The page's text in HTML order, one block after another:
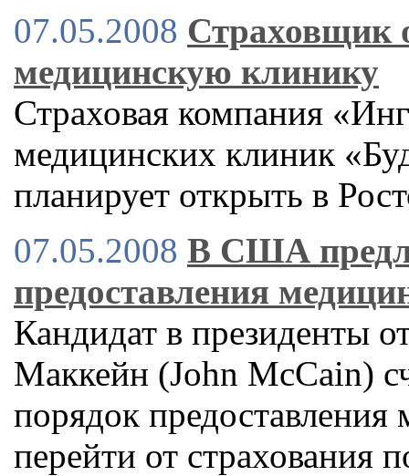
07.05.2008 Страховщик
медицинскую клинику
Страховая компания
медицинских клиник
планирует открыть в
07.05.2008 В США
предоставления
Кандидат в президенты
Маккейн (John McCain)
порядок предоставления
перейти от страхования